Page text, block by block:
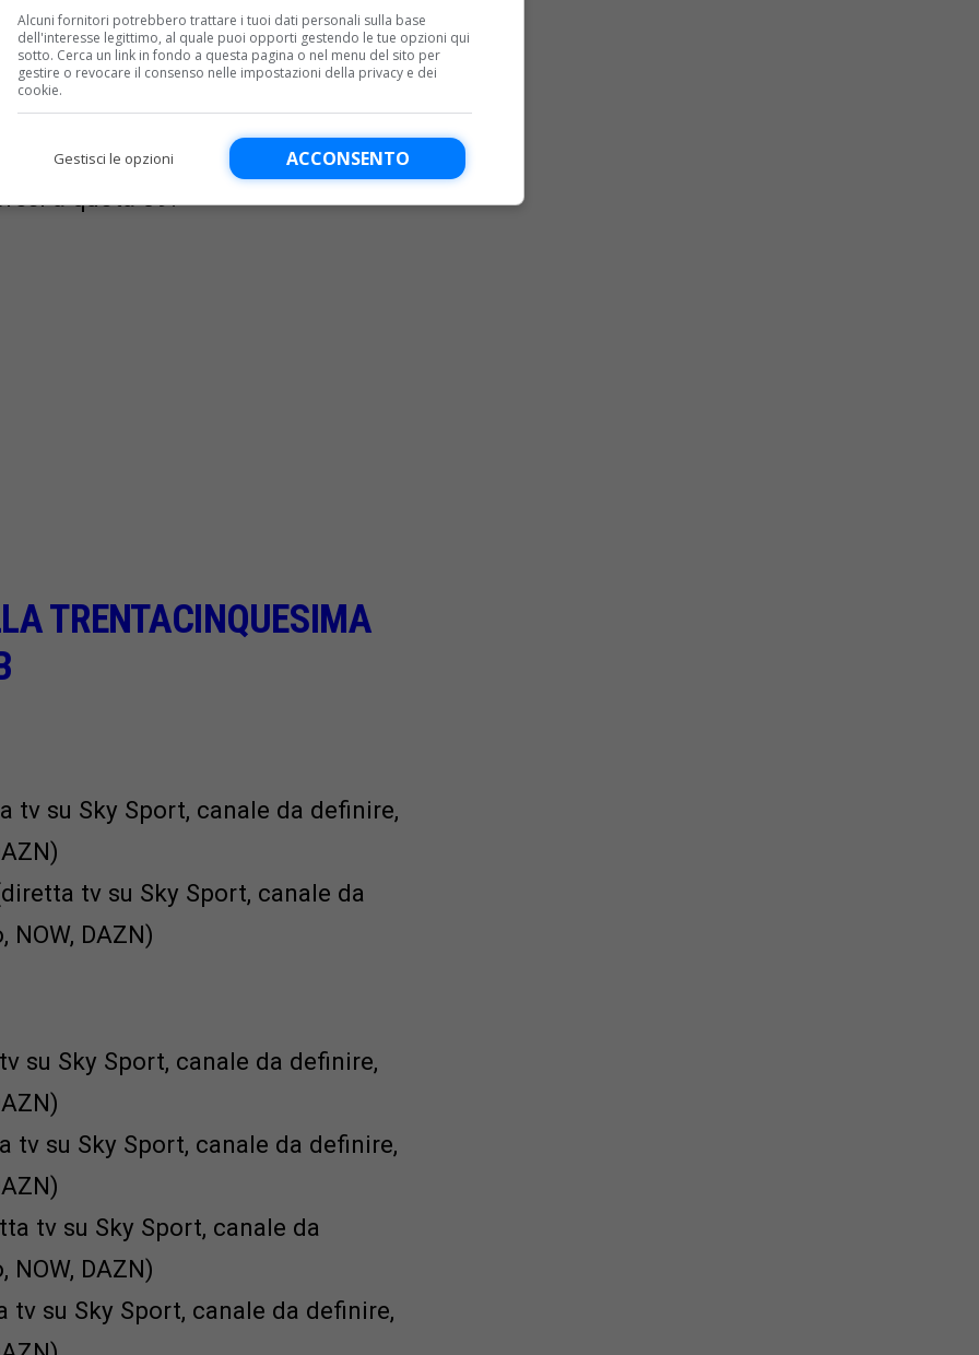
traTernana ed Ascoli, con gli
allontanarsi un po’ di più
da quella spareggio. Una delle
che va in casa del Cosenzae con tre
a quota 39.
TRENTACINQUESIMA
tv su Sky Sport, canale da definire,
tv su Sky Sport, canale da
DAZN)
su Sky Sport, canale da definire,
tv su Sky Sport, canale da definire,
tv su Sky Sport, canale da
DAZN)
tv su Sky Sport, canale da definire,
Alcuni fornitori potrebbero trattare i tuoi dati personali sulla base
dell'interesse legittimo, al quale puoi opporti gestendo le tue opzioni qui
sotto. Cerca un link in fondo a questa pagina o nel menu del sito per
gestire o revocare il consenso nelle impostazioni della privacy e dei
cookie.
ACCONSENTO
Gestisci le opzioni